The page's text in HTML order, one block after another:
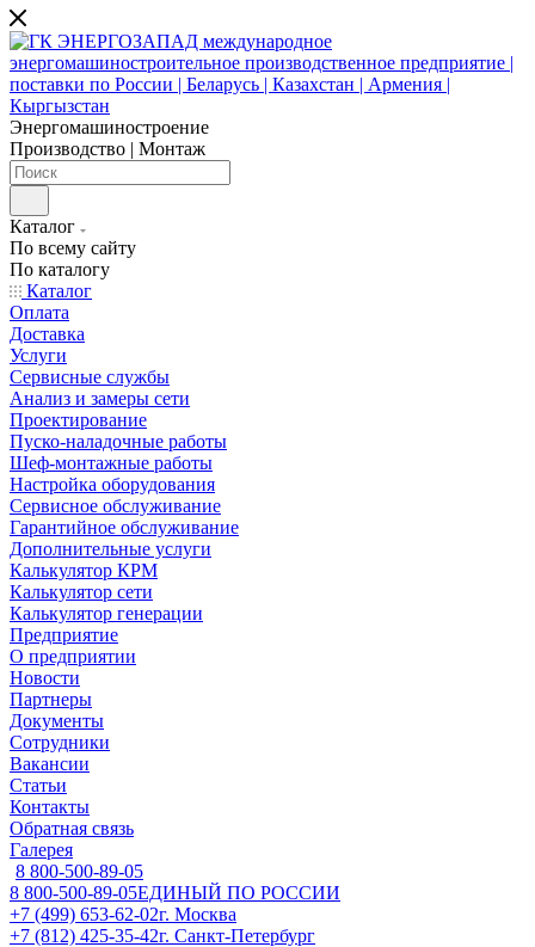
Энергомашиностроение
Производство | Монтаж
Каталог
По всему сайту
По каталогу
Каталог
Оплата
Доставка
Услуги
Сервисные службы
Анализ и замеры сети
Проектирование
Пуско-наладочные работы
Шеф-монтажные работы
Настройка оборудования
Сервисное обслуживание
Гарантийное обслуживание
Дополнительные услуги
Калькулятор КРМ
Калькулятор сети
Калькулятор генерации
Предприятие
О предприятии
Новости
Партнеры
Документы
Сотрудники
Вакансии
Статьи
Контакты
Обратная связь
Галерея
8 800-500-89-05
8 800-500-89-05ЕДИНЫЙ ПО РОССИИ
+7 (499) 653-62-02г. Москва
+7 (812) 425-35-42г. Санкт-Петербург